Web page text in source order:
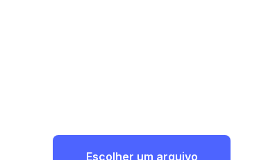
Escolher um arquivo